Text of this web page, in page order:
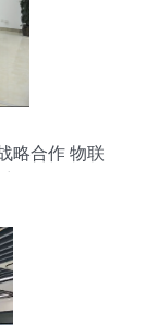
略合作 物联